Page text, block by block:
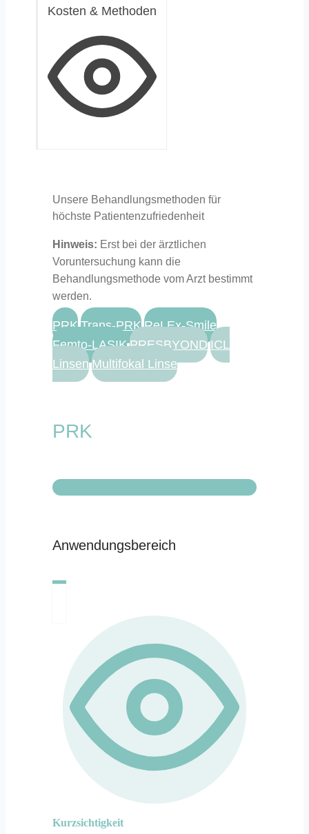
Kosten & Methoden
Unsere Behandlungsmethoden für
höchste Patientenzufriedenheit
Hinweis: Erst bei der ärztlichen
Voruntersuchung kann die
Behandlungsmethode vom Arzt bestimmt
werden.
PRK Trans-PRK ReLEx-Smile
Femto-LASIK PRESBYOND ICL
Linsen Multifokal Linse
PRK
Anwendungsbereich
Kurzsichtigkeit